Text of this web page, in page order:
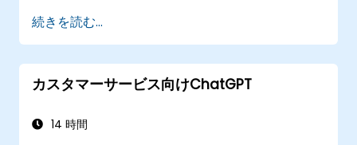
切性を向上させる。
コンテンツ制作ワークフローでChatGPTを利
用する際のベストプラクティスを実践でき
る。
続きを読む...
カスタマーサービス向けChatGPT
14 時間